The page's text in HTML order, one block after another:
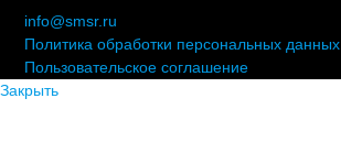
info@smsr.ru
Политика обработки персональных данных
Пользовательское соглашение
Закрыть